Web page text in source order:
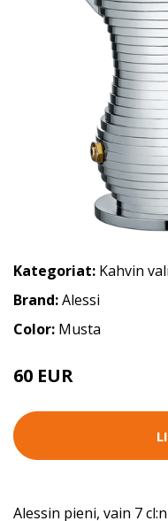
Kategoriat: Kahvin
Brand:Alessi
Color: Musta
60 EUR
Alessin pieni, vain 7